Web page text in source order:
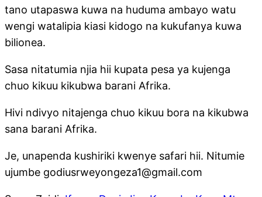
tano utapaswa kuwa na huduma ambayo watu
wengi watalipia kiasi kidogo na kukufanya kuwa
bilionea.
Sasa nitatumia njia hii kupata pesa ya kujenga
chuo kikuu kikubwa barani Afrika.
Hivi ndivyo nitajenga chuo kikuu bora na kikubwa
sana barani Afrika.
Je, unapenda kushiriki kwenye safari hii. Nitumie
ujumbe godiusrweyongeza1@gmail.com